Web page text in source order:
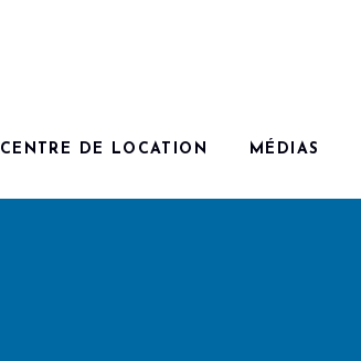
CENTRE DE LOCATION MÉDIAS